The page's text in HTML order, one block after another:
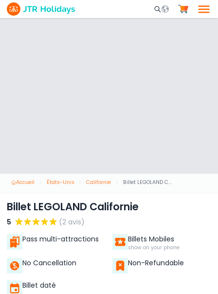
Mobile Search
Accueil États-Unis Californie Billet LEGOLAND Californie
Billet LEGOLAND Californie
5
(2 avis)
Pass multi-attractions
Billets Mobiles
show on your phone
No Cancellation Non-Refundable
Billet daté